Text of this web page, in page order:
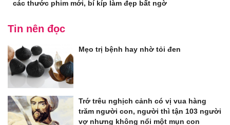
các thước phim mới, bí kíp làm đẹp bất ngờ
Tin nên đọc
Mẹo trị bệnh hay nhờ tỏi đen
Trớ trêu nghịch cảnh có vị vua hàng
trăm người con, người thì tận 103 người
vợ nhưng không nổi một mụn con